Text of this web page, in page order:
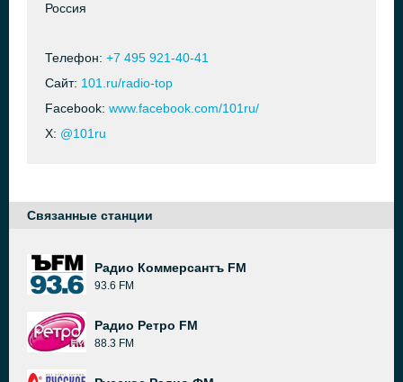
Россия
Телефон: +7 495 921-40-41
Сайт: 101.ru/radio-top
Facebook: www.facebook.com/101ru/
X: @101ru
Связанные станции
Радио Коммерсантъ FM
93.6 FM
Радио Ретро FM
88.3 FM